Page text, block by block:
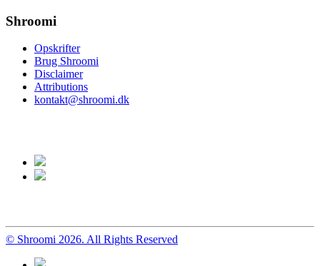
Shroomi
Opskrifter
Brug Shroomi
Disclaimer
Attributions
kontakt@shroomi.dk
© Shroomi 2026. All Rights Reserved